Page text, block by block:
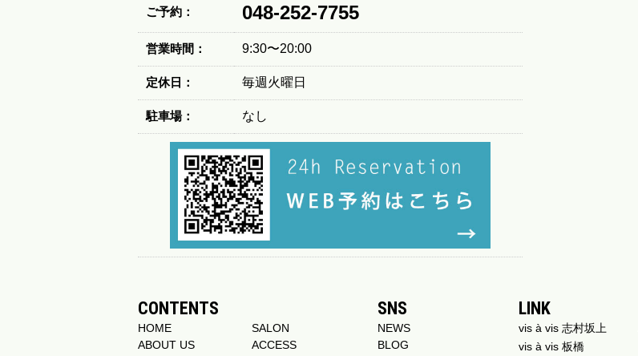
ご予約： 048-252-7755
営業時間： 9:30〜20:00
定休日： 毎週火曜日
駐車場： なし
CONTENTS
HOME
ABOUT US
SALON
ACCESS
SNS
NEWS
BLOG
LINK
vis à vis 志村坂上
vis à vis 板橋